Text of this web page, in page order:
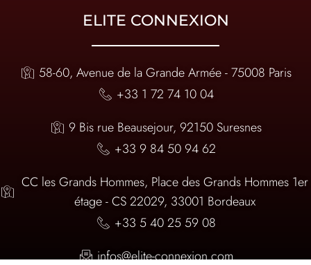
ELITE CONNEXION
58-60, Avenue de la Grande Armée - 75008 Paris
+33 1 72 74 10 04
9 Bis rue Beausejour, 92150 Suresnes
+33 9 84 50 94 62
CC les Grands Hommes, Place des Grands Hommes 1er
étage - CS 22029, 33001 Bordeaux
+33 5 40 25 59 08
infos@elite-connexion.com